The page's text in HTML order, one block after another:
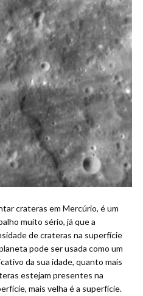
crateras em Mercúrio, é um
muito sério, já que a
de crateras na superfície
pode ser usada como um
da sua idade, quanto mais
estejam presentes na
mais velha é a superfície.